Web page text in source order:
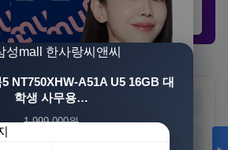
21,802원 3,308원 8,892원
부산 대구
대전 세종
NT750XHW-A51A U5 16GB 대
학생 사무용…
1,999,000원